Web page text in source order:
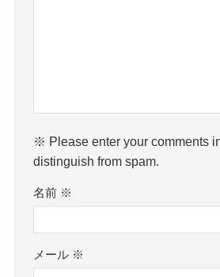
※ Please enter your comments
distinguish from spam.
名前 ※
メール ※